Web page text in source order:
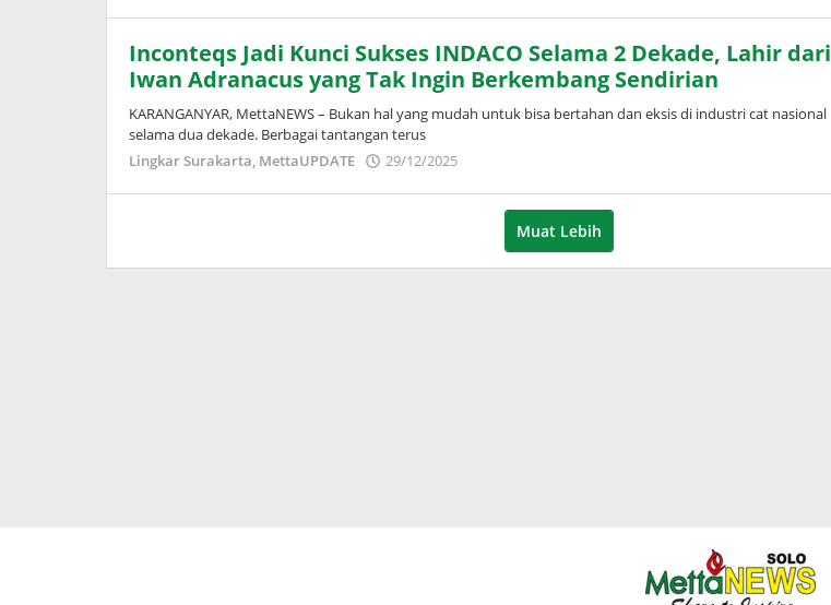
Wardani
Inconteqs Jadi Kunci Sukses INDACO Selama 2 Dekade, Lahir dari
Iwan Adranacus yang Tak Ingin Berkembang Sendirian
KARANGANYAR, MettaNEWS – Bukan hal yang mudah untuk bisa bertahan dan eksis di industri cat nasional
selama dua dekade. Berbagai tantangan terus
Lingkar Surakarta, MettaUPDATE 29/12/2025
Wardani
Muat Lebih